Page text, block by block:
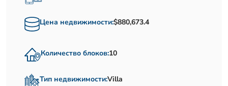
Цена недвижимости:$880,673.4
Количество блоков:10
Тип недвижимости:Villa